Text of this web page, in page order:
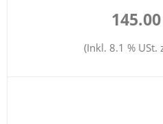
(Inkl. 8.1 % USt.